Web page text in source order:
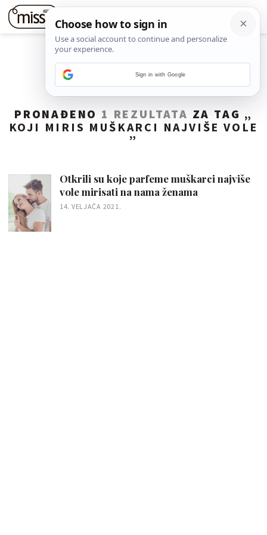
PRONAĐENO 1 REZULTATA ZA TAG „
KOJI MIRIS MUŠKARCI NAJVIŠE VOLE
”
Otkrili su koje parfeme muškarci najviše
vole mirisati na nama ženama
14. VELJAČA 2021.
Sign in with Google